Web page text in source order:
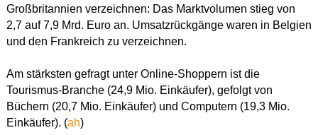
Großbritannien verzeichnen: Das Marktvolumen stieg von
2,7 auf 7,9 Mrd. Euro an. Umsatzrückgänge waren in Belgien
und den Frankreich zu verzeichnen.
Am stärksten gefragt unter Online-Shoppern ist die
Tourismus-Branche (24,9 Mio. Einkäufer), gefolgt von
Büchern (20,7 Mio. Einkäufer) und Computern (19,3 Mio.
Einkäufer). (ah)